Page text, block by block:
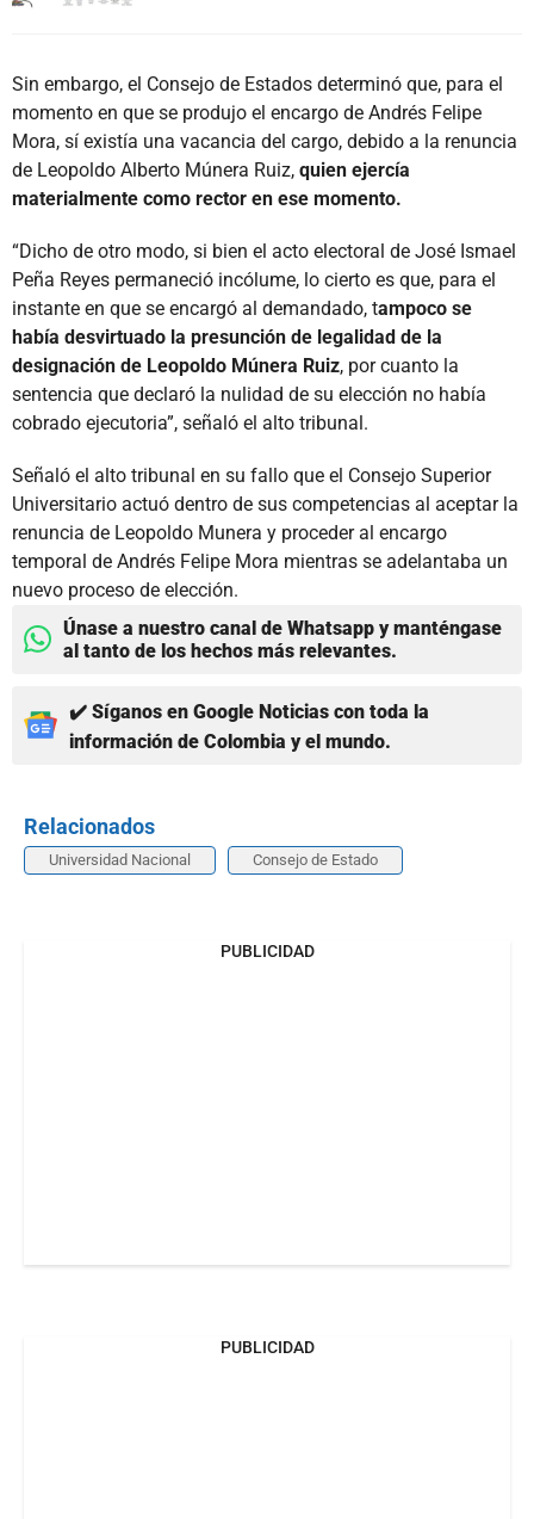
Sin embargo, el Consejo de Estados determinó que, para el
momento en que se produjo el encargo de Andrés Felipe
Mora, sí existía una vacancia del cargo, debido a la renuncia
de Leopoldo Alberto Múnera Ruiz, quien ejercía
materialmente como rector en ese momento.
“Dicho de otro modo, si bien el acto electoral de José Ismael
Peña Reyes permaneció incólume, lo cierto es que, para el
instante en que se encargó al demandado, tampoco se
había desvirtuado la presunción de legalidad de la
designación de Leopoldo Múnera Ruiz, por cuanto la
sentencia que declaró la nulidad de su elección no había
cobrado ejecutoria”, señaló el alto tribunal.
Señaló el alto tribunal en su fallo que el Consejo Superior
Universitario actuó dentro de sus competencias al aceptar la
renuncia de Leopoldo Munera y proceder al encargo
temporal de Andrés Felipe Mora mientras se adelantaba un
nuevo proceso de elección.
Únase a nuestro canal de Whatsapp y manténgase
al tanto de los hechos más relevantes.
✔️ Síganos en Google Noticias con toda la
información de Colombia y el mundo.
Relacionados
Universidad Nacional Consejo de Estado
PUBLICIDAD
PUBLICIDAD